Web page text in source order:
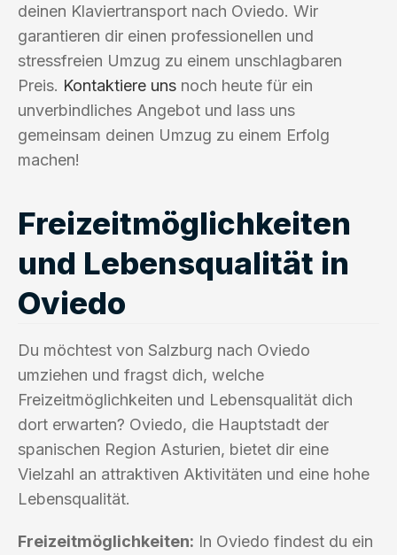
deinen Klaviertransport nach Oviedo. Wir
garantieren dir einen professionellen und
stressfreien Umzug zu einem unschlagbaren
Preis. Kontaktiere uns noch heute für ein
unverbindliches Angebot und lass uns
gemeinsam deinen Umzug zu einem Erfolg
machen!
Freizeitmöglichkeiten
und Lebensqualität in
Oviedo
Du möchtest von Salzburg nach Oviedo
umziehen und fragst dich, welche
Freizeitmöglichkeiten und Lebensqualität dich
dort erwarten? Oviedo, die Hauptstadt der
spanischen Region Asturien, bietet dir eine
Vielzahl an attraktiven Aktivitäten und eine hohe
Lebensqualität.
Freizeitmöglichkeiten: In Oviedo findest du ein